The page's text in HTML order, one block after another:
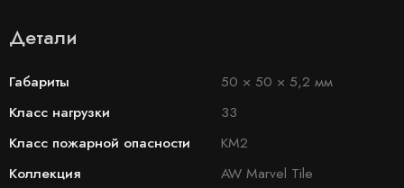
Детали
Габариты
50 × 50 × 5,2 мм
Класс нагрузки
33
Класс пожарной опасности
КМ2
Коллекция
AW Marvel Tile